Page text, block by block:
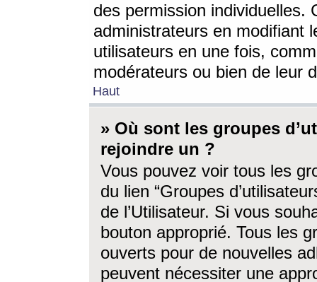
des permission individuelles.
administrateurs en modifiant
utilisateurs en une fois,
modérateurs ou bien de leur
Haut
» Où sont les groupes
rejoindre un ?
Vous pouvez voir tous les
du lien “Groupes
de l’Utilisateur. Si vous
bouton approprié. Tous les
ouverts pour de nouvelles
peuvent nécessiter une